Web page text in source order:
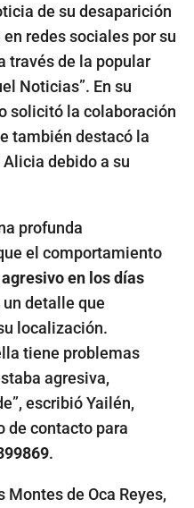
de su desaparición
redes sociales por su
través de la popular
Noticias”. En su
solicitó la colaboración
también destacó la
debido a su
profunda
el comportamiento
agresivo en los días
un detalle que
localización.
tiene problemas
agresiva,
escribió Yailén,
de contacto para
.
Montes de Oca Reyes,